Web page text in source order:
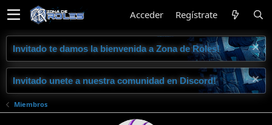
Acceder Regístrate
Invitado te damos la bienvenida a Zona de Roles!
Invitado unete a nuestra comunidad en Discord!
Miembros